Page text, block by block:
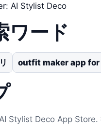
AI Stylist Deco
ワード
outfit maker app for
Stylist Deco App